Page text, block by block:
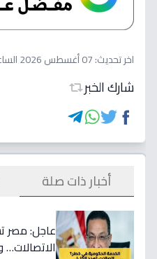
اخر تحديث:07 أغسطس 2026 الساعة 09:15 مساءاً
شارك الخبر
أخبار ذات صلة
عاجل: مصر